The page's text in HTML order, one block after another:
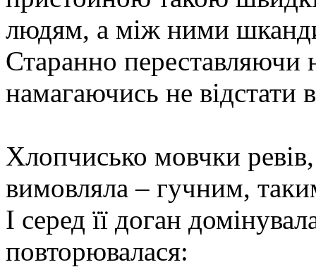
людям, а між ними
Старанно переставляючи
намагаючись не відстати
Хлопчисько мовчки
вимовляла – гучним,
І серед її доган
повторювалася: